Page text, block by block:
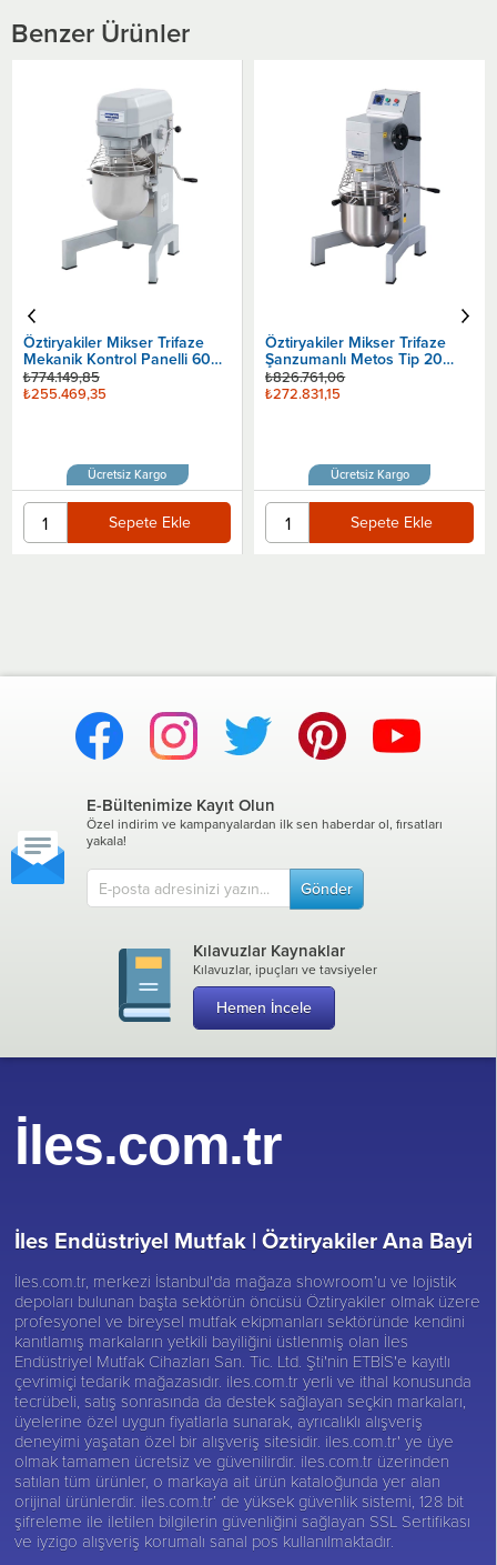
Benzer Ürünler
Öztiryakiler Mikser Trifaze
Mekanik Kontrol Panelli 60
Litre
₺255.469,35
₺774.149,85
Sepete Ekle
Ücretsiz Kargo
Öztiryakiler Mikser Trifaze
Şanzumanlı Metos Tip 20
Litre
₺272.831,15
₺826.761,06
Sepete Ekle
Ücretsiz Kargo
E-Bültenimize Kayıt Olun
Özel indirim ve kampanyalardan ilk sen haberdar ol, fırsatları
yakala!
Gönder
Kılavuzlar Kaynaklar
Kılavuzlar, ipuçları ve tavsiyeler
Hemen İncele
İles.com.tr
İles Endüstriyel Mutfak |Öztiryakiler Ana Bayi
İles.com.tr, merkezi İstanbul'da mağaza showroom’u ve lojistik
depoları bulunan başta sektörün öncüsü Öztiryakiler olmak üzere
profesyonel ve bireysel mutfak ekipmanları sektöründe kendini
kanıtlamış markaların yetkili bayiliğini üstlenmiş olan İles
Endüstriyel Mutfak Cihazları San. Tic. Ltd. Şti'nin ETBİS'e kayıtlı
çevrimiçi tedarik mağazasıdır. iles.com.tr yerli ve ithal konusunda
tecrübeli, satış sonrasında da destek sağlayan seçkin markaları,
üyelerine özel uygun fiyatlarla sunarak, ayrıcalıklı alışveriş
deneyimi yaşatan özel bir alışveriş sitesidir. iles.com.tr' ye üye
olmak tamamen ücretsiz ve güvenilirdir. iles.com.tr üzerinden
satılan tüm ürünler, o markaya ait ürün kataloğunda yer alan
orijinal ürünlerdir. iles.com.tr’ de yüksek güvenlik sistemi, 128 bit
şifreleme ile iletilen bilgilerin güvenliğini sağlayan SSL Sertifikası
ve iyzigo alışveriş korumalı sanal pos kullanılmaktadır.